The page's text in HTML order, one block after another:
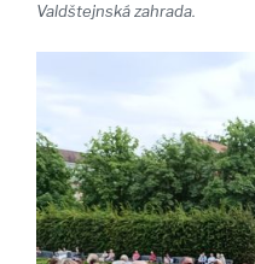
Valdštejnská zahrada.